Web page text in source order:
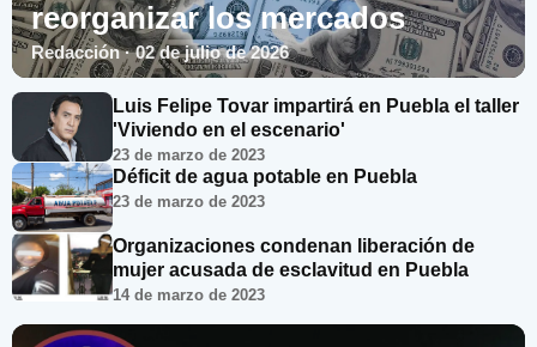
reorganizar los mercados
Redacción · 02 de julio de 2026
Luis Felipe Tovar impartirá en Puebla el taller
'Viviendo en el escenario'
23 de marzo de 2023
Déficit de agua potable en Puebla
23 de marzo de 2023
Organizaciones condenan liberación de
mujer acusada de esclavitud en Puebla
14 de marzo de 2023